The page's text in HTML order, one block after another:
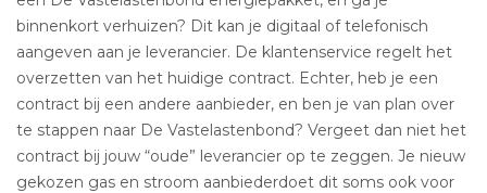
binnenkort verhuizen? Dit kan je digitaal of telefonisch
aangeven aan je leverancier. De klantenservice regelt het
overzetten van het huidige contract. Echter, heb je een
contract bij een andere aanbieder, en ben je van plan over
te stappen naar De Vastelastenbond? Vergeet dan niet het
contract bij jouw “oude” leverancier op te zeggen. Je nieuw
gekozen gas en stroom aanbiederdoet dit soms ook voor